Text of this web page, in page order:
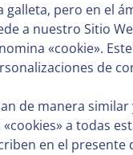
pero en el
a nuestro Sitio
«cookie».
de
de manera
a todas
en el presente